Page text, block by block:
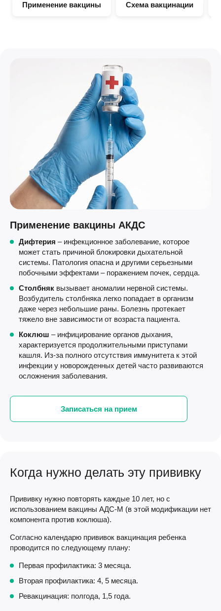
Применение вакцины Схема вакцинации
Применение вакцины АКДС
Дифтерия – инфекционное заболевание, которое
может стать причиной блокировки дыхательной
системы. Патология опасна и другими серьезными
побочными эффектами – поражением почек, сердца.
Столбняк вызывает аномалии нервной системы.
Возбудитель столбняка легко попадает в организм
даже через небольшие раны. Болезнь протекает
тяжело вне зависимости от возраста пациента.
Коклюш – инфицирование органов дыхания,
характеризуется продолжительными приступами
кашля. Из-за полного отсутствия иммунитета к этой
инфекции у новорожденных детей часто развиваются
осложнения заболевания.
Записаться на прием
Когда нужно делать эту прививку
Прививку нужно повторять каждые 10 лет, но с
использованием вакцины АДС-М (в этой модификации нет
компонента против коклюша).
Согласно календарю прививок вакцинация ребенка
проводится по следующему плану:
Первая профилактика: 3 месяца.
Вторая профилактика: 4, 5 месяца.
Ревакцинация: полгода, 1,5 года.